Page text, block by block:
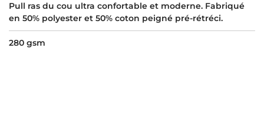
Pull ras du cou ultra confortable et moderne. Fabriqué
en 50% polyester et 50% coton peigné pré-rétréci.
280 gsm